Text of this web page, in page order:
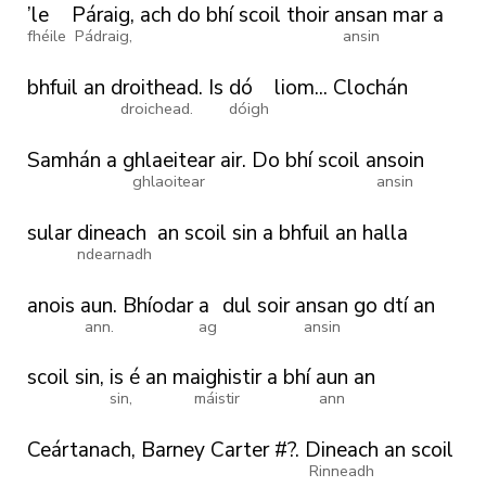
’le
fhéile
Páraig,
Pádraig,
ach do bhíscoil thoir ansan
ansin
mar a
bhfuil an droithead.
droichead.
Is dó
dóigh
liom... Clochán
Samhán a ghlaeitear
ghlaoitear
air. Do bhíscoil ansoin
ansin
sular dineach
ndearnadh
an scoil sin a bhfuil an halla
anois aun.
ann.
Bhíodar a
ag
dul soir ansan
ansin
go dtí an
scoil sin, is é an
sin,
maighistir
máistir
a bhí aun
ann
an
Ceártanach, Barney Carter #?. Dineach
Rinneadh
an scoil